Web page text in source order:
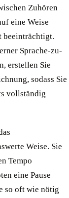
Zuhören
eine Weise
beeinträchtigt.
Sprache-zu-
erstellen Sie
sodass Sie
vollständig
Weise. Sie
Tempo
eine Pause
so oft wie nötig